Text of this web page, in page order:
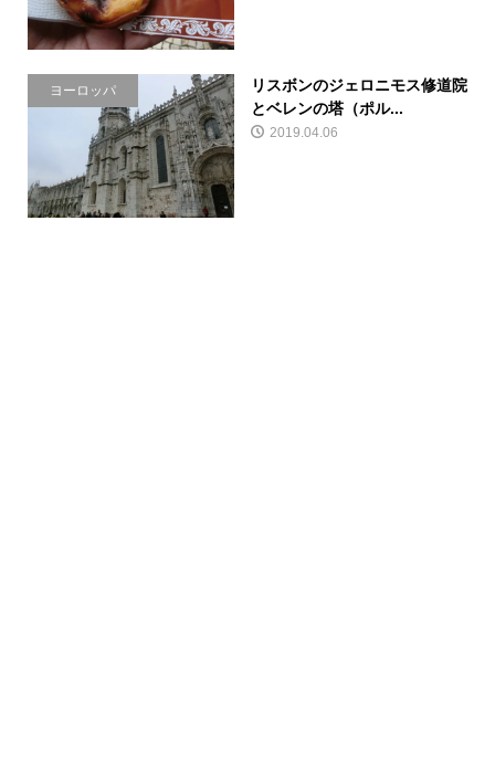
ヨーロッパ
リスボンのジェロニモス修道院
とベレンの塔（ポル...
2019.04.06